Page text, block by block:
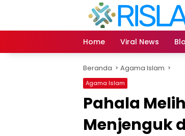
Home Viral News
Beranda Agama Islam
Agama Islam
Pahala
Menjenguk